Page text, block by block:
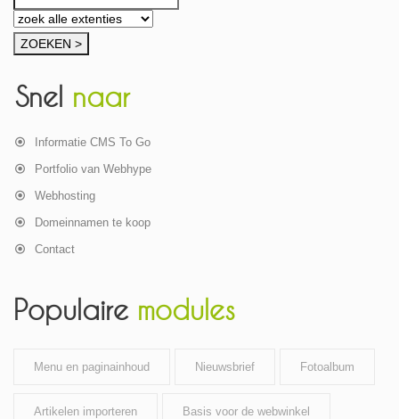
Snel naar
Informatie CMS To Go
Portfolio van Webhype
Webhosting
Domeinnamen te koop
Contact
Populairemodules
Menu en paginainhoud Nieuwsbrief Fotoalbum
Artikelen importeren Basis voor de webwinkel